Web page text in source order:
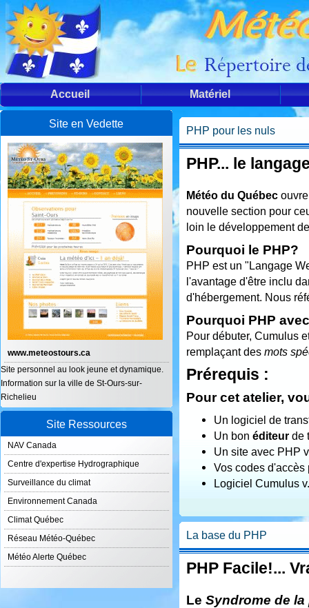
Accueil Matériel
Site en Vedette
www.meteostours.ca
Site personnel au look jeune et dynamique.
Information sur la ville de St-Ours-sur-
Richelieu
Site Ressources
NAV Canada
Centre d'expertise Hydrographique
Surveillance du climat
Environnement Canada
Climat Québec
Réseau Météo-Québec
Météo Alerte Québec
PHP pour les nuls
PHP... le
Météo du Québec
nouvelle section pour
loin le développement
Pourquoi le PHP?
PHP est un "Langage
l'avantage d'être inclu
d'hébergement. Nous
Pourquoi PHP
Pour débuter, Cumulus
remplaçant des mots
Prérequis :
Pour cet atelier,
Un logiciel de
Un bon éditeur de
Un site avec PHP
Vos codes d'accès
Logiciel Cumulus
La base du PHP
PHP Facile!...
Le Syndrome de